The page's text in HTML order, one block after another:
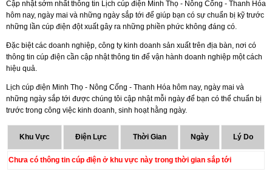
Cập nhật sớm nhất thông tin Lịch cúp điện Minh Thọ - Nông Cống - Thanh Hóa
hôm nay, ngày mai và những ngày sắp tới để giúp bạn có sự chuẩn bị kỹ trước
những lần cúp điện đột xuất gây ra những phiền phức không đáng có.
Đặc biệt các doanh nghiệp, công ty kinh doanh sản xuất trên địa bàn, nơi có
thông tin cúp điện cần cập nhật thông tin để vận hành doanh nghiệp một cách
hiệu quả.
Lịch cúp điện Minh Thọ - Nông Cống - Thanh Hóa hôm nay, ngày mai và
những ngày sắp tới được chúng tôi cập nhật mỗi ngày để bạn có thể chuẩn bị
trước trong công việc kinh doanh, sinh hoạt hằng ngày.
Khu Vực Điện Lực Thời Gian Ngày Lý Do
Chưa có thông tin cúp điện ở khu vực này trong thời gian sắp tới